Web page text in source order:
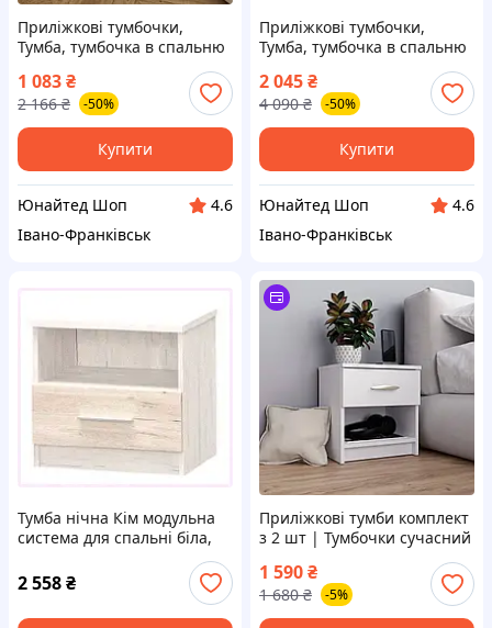
Приліжкові тумбочки,
Тумба, тумбочка в спальню
Сучасна тумба венге
1 083₴
2 166 ₴ -50%
Купити
Юнайтед Шоп
4.6
Івано-Франківськ
Приліжкові тумбочки,
Тумба, тумбочка в спальню
з 2 висувними шухлядами
білий
2 045₴
4 090 ₴ -50%
Купити
Юнайтед Шоп
4.6
Івано-Франківськ
Тумба нічна Кім модульна
система для спальні біла,
2 558₴
Приліжкові тумби комплект
з 2 шт | Тумбочки сучасний
стиль з ламінованого ДСП в
спальню 40 см
1 590₴
1 680 ₴ -5%